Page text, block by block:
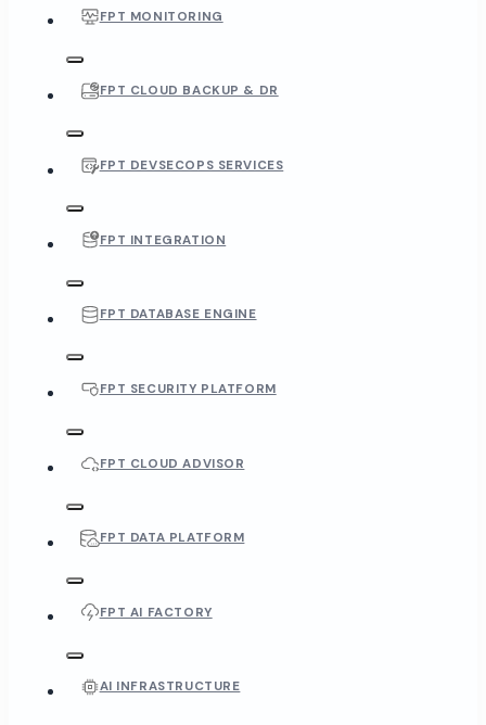
FPT MONITORING
FPT CLOUD BACKUP & DR
FPT DEVSECOPS SERVICES
FPT INTEGRATION
FPT DATABASE ENGINE
FPT SECURITY PLATFORM
FPT CLOUD ADVISOR
FPT DATA PLATFORM
FPT AI FACTORY
AI INFRASTRUCTURE